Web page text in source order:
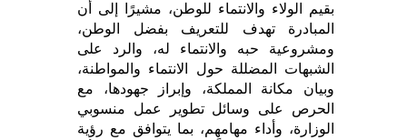
بقيم الولاء والانتماء للوطن، مشيرًا إلى أن
المبادرة تهدف للتعريف بفضل الوطن،
ومشروعية حبه والانتماء له، والرد على
الشبهات المضللة حول الانتماء والمواطنة،
وبيان مكانة المملكة، وإبراز جهودها، مع
الحرص على وسائل تطوير عمل منسوبي
الوزارة، وأداء مهامهم، بما يتوافق مع رؤية